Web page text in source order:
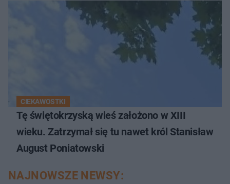
CIEKAWOSTKI
Tę świętokrzyską wieś założono w XIII
wieku. Zatrzymał się tu nawet król Stanisław
August Poniatowski
NAJNOWSZE NEWSY: